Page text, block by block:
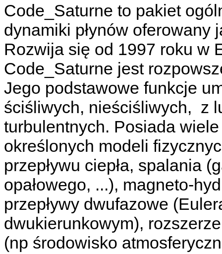
Code_Saturne to pakiet
dynamiki płynów oferowany
Rozwija się od 1997 roku w
Code_Saturne jest
Jego podstawowe funkcje
ściśliwych, nieściśliwych, z
turbulentnych. Posiada
określonych modeli
przepływu ciepła, spalania
opałowego, ...), magneto-
przepływy dwufazowe
dwukierunkowym),
(np środowisko